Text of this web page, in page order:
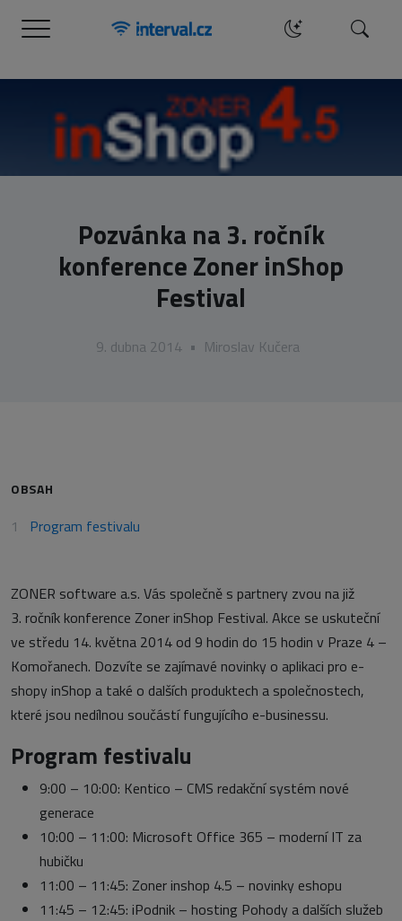
Menu Hledat
Pozvánka na 3. ročník
konference Zoner inShop
Festival
9. dubna 2014 • Miroslav Kučera
OBSAH
Program festivalu
ZONER software a.s. Vás společně s partnery zvou na již
3. ročník konference Zoner inShop Festival. Akce se uskuteční
ve středu 14. května 2014 od 9 hodin do 15 hodin v Praze 4 –
Komořanech. Dozvíte se zajímavé novinky o aplikaci pro e-
shopy inShop a také o dalších produktech a společnostech,
které jsou nedílnou součástí fungujícího e-businessu.
Program festivalu
9:00 – 10:00: Kentico – CMS redakční systém nové
generace
10:00 – 11:00: Microsoft Office 365 – moderní IT za
hubičku
11:00 – 11:45: Zoner inshop 4.5 – novinky eshopu
11:45 – 12:45: iPodnik – hosting Pohody a dalších služeb